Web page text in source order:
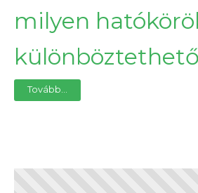
milyen
Tovább...